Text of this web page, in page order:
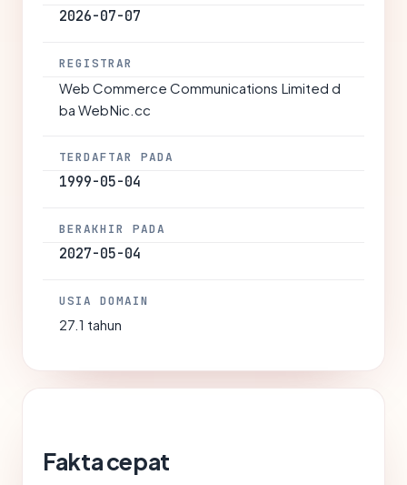
2026-07-07
REGISTRAR
Web Commerce Communications Limited d
ba WebNic.cc
TERDAFTAR PADA
1999-05-04
BERAKHIR PADA
2027-05-04
USIA DOMAIN
27.1 tahun
Fakta cepat